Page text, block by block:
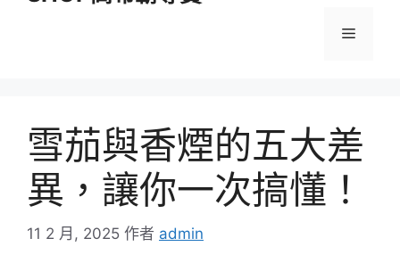
選
雪茄與香煙的五大差
異，讓你一次搞懂！
11 2 月, 2025 作者 admin